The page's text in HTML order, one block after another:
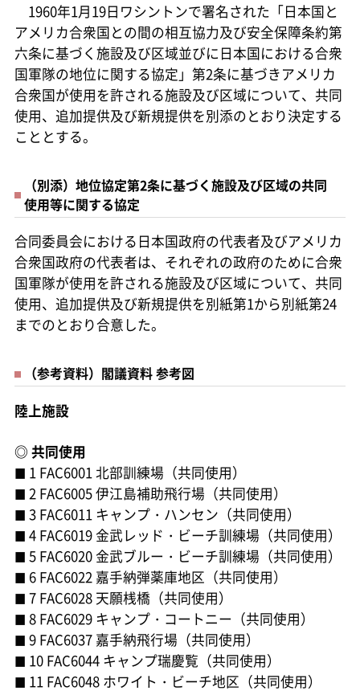
1960年1月19日ワシントンで署名された「日本国と
アメリカ合衆国との間の相互協力及び安全保障条約第
六条に基づく施設及び区域並びに日本国における合衆
国軍隊の地位に関する協定」第2条に基づきアメリカ
合衆国が使用を許される施設及び区域について、共同
使用、追加提供及び新規提供を別添のとおり決定する
こととする。
（別添）地位協定第2条に基づく施設及び区域の共同
使用等に関する協定
合同委員会における日本国政府の代表者及びアメリカ
合衆国政府の代表者は、それぞれの政府のために合衆
国軍隊が使用を許される施設及び区域について、共同
使用、追加提供及び新規提供を別紙第1から別紙第24
までのとおり合意した。
（参考資料）閣議資料 参考図
陸上施設
◎ 共同使用
■ 1 FAC6001 北部訓練場（共同使用）
■ 2 FAC6005 伊江島補助飛行場（共同使用）
■ 3 FAC6011 キャンプ・ハンセン（共同使用）
■ 4 FAC6019 金武レッド・ビーチ訓練場（共同使用）
■ 5 FAC6020 金武ブルー・ビーチ訓練場（共同使用）
■ 6 FAC6022 嘉手納弾薬庫地区（共同使用）
■ 7 FAC6028 天願桟橋（共同使用）
■ 8 FAC6029 キャンプ・コートニー（共同使用）
■ 9 FAC6037 嘉手納飛行場（共同使用）
■ 10 FAC6044 キャンプ瑞慶覧（共同使用）
■ 11 FAC6048 ホワイト・ビーチ地区（共同使用）